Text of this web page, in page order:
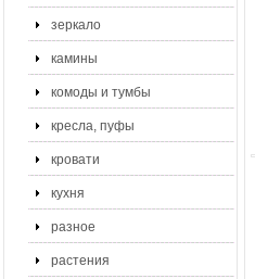
зеркало
камины
комоды и тумбы
кресла, пуфы
кровати
кухня
разное
растения